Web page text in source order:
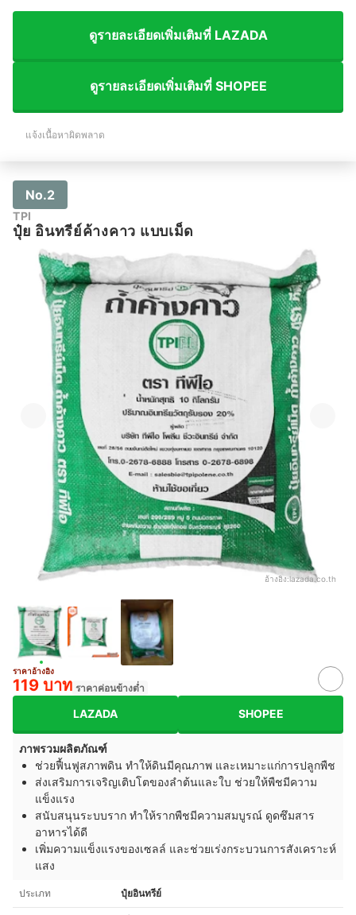
ดูรายละเอียดเพิ่มเติมที่ LAZADA
ดูรายละเอียดเพิ่มเติมที่ SHOPEE
แจ้งเนื้อหาผิดพลาด
No.2
TPI
ปุ๋ย อินทรีย์ค้างคาว แบบเม็ด
อ้างอิง:lazada.co.th
ราคาอ้างอิง
119 บาท ราคาค่อนข้างต่ำ
LAZADA SHOPEE
ภาพรวมผลิตภัณฑ์
ช่วยฟื้นฟูสภาพดิน ทำให้ดินมีคุณภาพ และเหมาะแก่การปลูกพืช
ส่งเสริมการเจริญเติบโตของลำต้นและใบ ช่วยให้พืชมีความ
แข็งแรง
สนับสนุนระบบราก ทำให้รากพืชมีความสมบูรณ์ ดูดซึมสาร
อาหารได้ดี
เพิ่มความแข็งแรงของเซลล์ และช่วยเร่งกระบวนการสังเคราะห์
แสง
ประเภท ปุ๋ยอินทรีย์